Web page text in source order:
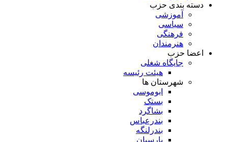
دسته بندی حزب
آموزشی
سیاسی
فرهنگی
هنرمندان
اعضا حزب
جایگاه شغلی
هیئت رئیسه
شهرستان ها
ابوموسی
بستک
بشاگرد
بندرعباس
بندرلنگه
پارسیان